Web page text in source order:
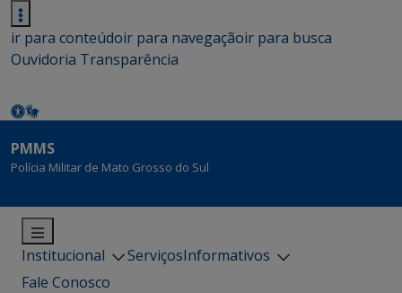
ir para conteúdoir para navegaçãoir para busca
Ouvidoria Transparência
PMMS
Polícia Militar de Mato Grosso do Sul
Institucional ServiçosInformativos
Fale Conosco